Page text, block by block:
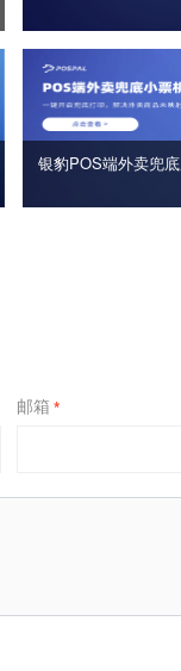
银豹POS端外卖兜
邮箱 *